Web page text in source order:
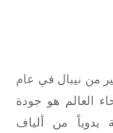
من نيبال في عام
العالم هو جودة
يدوياً من ألياف